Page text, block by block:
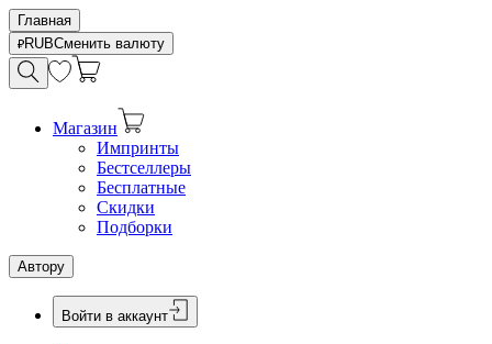
Главная
RUBСменить валюту
Магазин
Импринты
Бестселлеры
Бесплатные
Скидки
Подборки
Автору
Войти в аккаунт